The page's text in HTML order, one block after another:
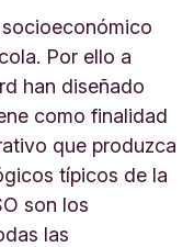
Por ello a
han diseñado
como finalidad
que produzca
típicos de la
son los
las